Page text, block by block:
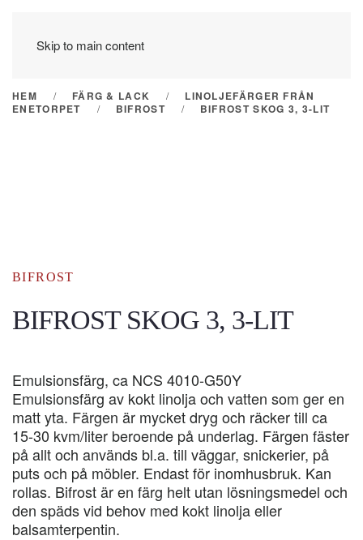
Skip to main content
HEM FÄRG & LACK
LINOLJEFÄRGER FRÅN
ENETORPET
BIFROST BIFROST SKOG 3, 3-LIT
BIFROST
BIFROST SKOG 3, 3-LIT
Emulsionsfärg, ca NCS 4010-G50Y
Emulsionsfärg av kokt linolja och vatten som ger en
matt yta. Färgen är mycket dryg och räcker till ca
15-30 kvm/liter beroende på underlag. Färgen fäster
på allt och används bl.a. till väggar, snickerier, på
puts och på möbler. Endast för inomhusbruk. Kan
rollas. Bifrost är en färg helt utan lösningsmedel och
den späds vid behov med kokt linolja eller
balsamterpentin.